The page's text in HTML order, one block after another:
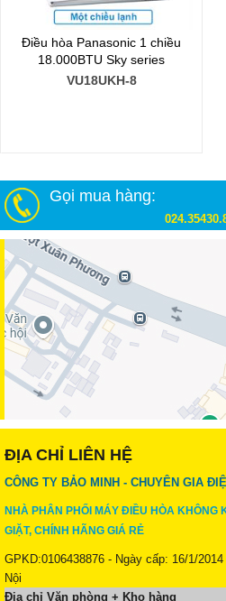
Điều hòa Panasonic 1 chiều
18.000BTU Sky series
VU18UKH-8
Gọi mua hàng:
ĐỊA CHỈ LIÊN HỆ
CÔNG TY BẢO MINH - CHUYÊN GIA
NHÀ PHÂN PHỐI MÁY ĐIỀU HÒA KHÔNG
GIẶT, CHÍNH HÃNG GIÁ RẺ
GPKD:0106438876 - Ngày cấp: 16/1/
Nội
Địa chỉ Văn phòng + Kho hàng